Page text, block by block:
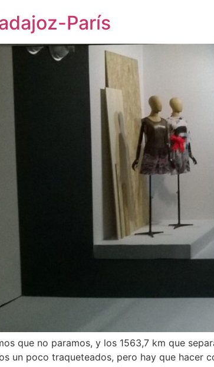
París
que no paramos, y los 1563,7 km que
un poco traqueteados, pero hay que hacer